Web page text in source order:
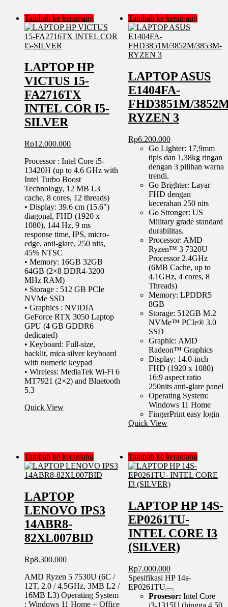
(INTEL
CORE
I3)
–
PINK
Tambah ke keranjang
LAPTOP HP
VICTUS 15-
FA2716TX
INTEL COR I5-
SILVER
Rp12.000.000
Processor : Intel Core i5-
13420H (up to 4.6 GHz with
Intel Turbo Boost
Technology, 12 MB L3
cache, 8 cores, 12 threads)
• Display: 39.6 cm (15.6″)
diagonal, FHD (1920 x
1080), 144 Hz, 9 ms
response time, IPS, micro-
edge, anti-glare, 250 nits,
45% NTSC
• Memory: 16GB 32GB
64GB (2×8 DDR4-3200
MHz RAM)
• Storage : 512 GB PCIe
NVMe SSD
• Graphics : NVIDIA
GeForce RTX 3050 Laptop
GPU (4 GB GDDR6
dedicated)
• Keyboard: Full-size,
backlit, mica silver keyboard
with numeric keypad
• Wireless: MediaTek Wi-Fi 6
MT7921 (2×2) and Bluetooth
5.3
Quick View
Tambah ke keranjang
LAPTOP ASUS
E1404FA-
FHD3851M/
RYZEN 3
Rp6.200.000
Go Lighter: 17,9mm
tipis dan 1,38kg ringan
dengan 3 pilihan warna
trendi.
Go Brighter: Layar
FHD dengan
kecerahan 250 nits
Go Stronger: US
Military grade standard
durabilitas.
Processor: AMD
Ryzen™ 3 7320U
Processor 2.4GHz
(6MB Cache, up to
4.1GHz, 4 cores, 8
Threads)
Memory: LPDDR5
8GB
Storage: 512GB M.2
NVMe™ PCIe® 3.0
SSD
Graphic: AMD
Radeon™ Graphics
Display: 14.0-inch
FHD (1920 x 1080)
16:9 aspect ratio
250nits anti-glare panel
Operating System:
Windows 11 Home
FingerPrint easy login
Quick View
Tambah ke keranjang
LAPTOP
LENOVO IPS3
14ABR8-
82XL007BID
Rp8.300.000
AMD Ryzen 5 7530U (6C /
12T, 2.0 / 4.5GHz, 3MB L2 /
16MB L3) Operating System
: Windows 11 Home + Office
Tambah ke keranjang
LAPTOP HP 14S-
EP0261TU-
INTEL CORE I3
(SILVER)
Rp7.000.000
Spesifikasi HP 14s-
EP0261TU
Prosesor: Intel Core
i3-1315U (hingga 4.50